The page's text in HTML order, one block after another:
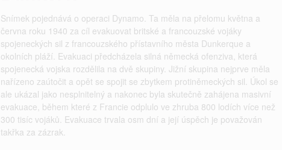
Snímek pojednává o operaci Dynamo. Ta měla na přelomu května a
června roku 1940 za cíl evakuovat britské a francouzské vojáky
spojeneckých sil z francouzského přístavního města Dunkerque a
okolních pláží. Evakuaci předcházela silná německá ofenziva, která
spojenecká vojska rozdělila na dvě skupiny. Jižní skupina nejprve měla
nařízeno zaútočit a opět se spojit se zbytkem protiněmeckých sil. Úkol se
ale ukázal jako nesplnitelný a nakonec byla skutečně zahájena masivní
evakuace, během které z Francie odplulo ve zhruba 800 lodích více než
300 tisíc vojáků. Evakuace trvala osm dní a její úspěch je považován
takřka za zázrak.